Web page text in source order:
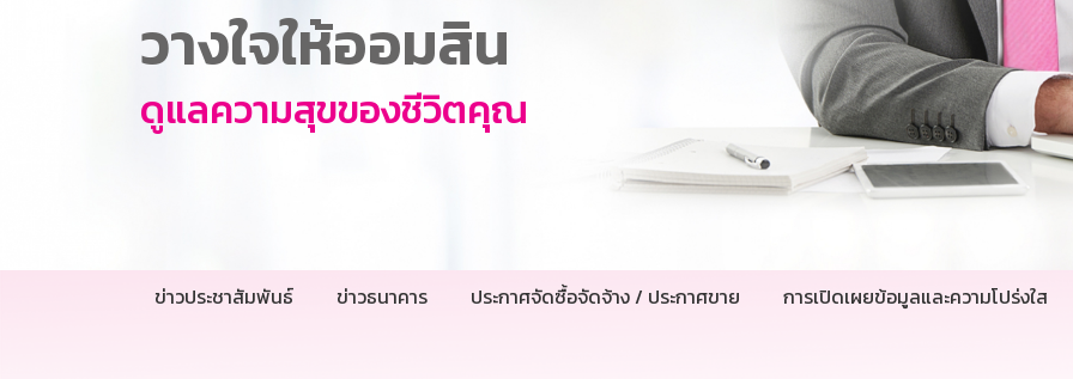
วางใจให้ออมสิน
ดูแลความสุขของชีวิตคุณ
ข่าวประชาสัมพันธ์ ข่าวธนาคาร ประกาศจัดซื้อจัดจ้าง / ประกาศขาย การเปิดเผยข้อมูลและความโปร่งใส